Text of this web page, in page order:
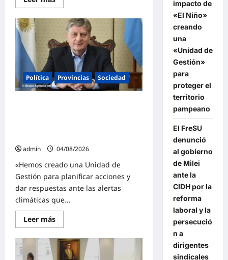
más
La
Justicia
Federal
detuvo
a
exfuncionarias
de
la
ANMAT
y
contaminado
Política Provincias Sociedad
admin
04/08/2026
«Hemos creado una Unidad de
Gestión para planificar acciones y
dar respuestas ante las alertas
climáticas que...
Leer másLee
más
Ziliotto
anticipa
impacto de
«El Niño»
creando
una
«Unidad de
Gestión»
para
proteger el
territorio
pampeano
El FreSU
denunció
al gobierno
de Milei
ante la
CIDH por la
reforma
laboral y la
persecució
n a
dirigentes
sindicales